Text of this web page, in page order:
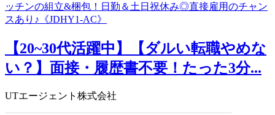
【20~30代活躍中】【ダルい転職やめな
い？】面接・履歴書不要！たった3分...
UTエージェント株式会社